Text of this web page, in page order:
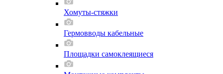
Хомуты-стяжки
Гермовводы кабельные
Площадки самоклеящиеся